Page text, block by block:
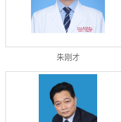
朱刚才